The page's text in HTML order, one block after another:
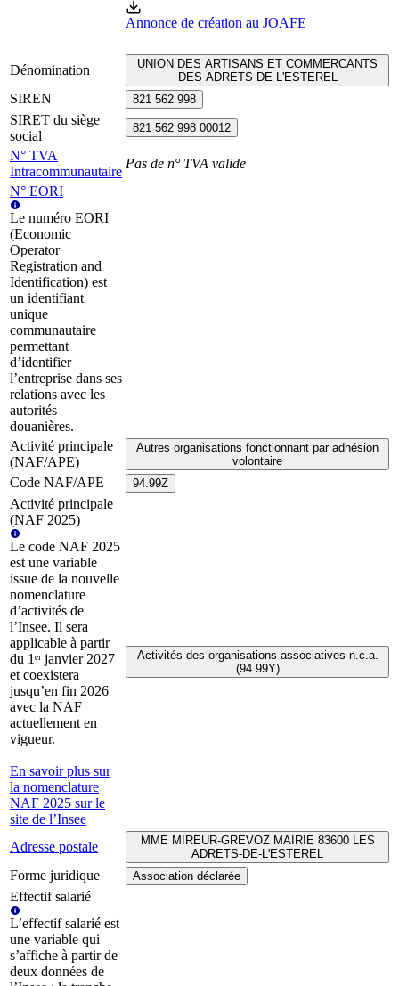
Annonce de création au JOAFE
Dénomination
UNION DES ARTISANS ET COMMERCANTS
DES ADRETS DE L'ESTEREL
SIREN 821 562 998
SIRET du siège
social
821 562 998 00012
N° TVA
Intracommunautaire
Pas de n° TVA valide
N° EORI
Le numéro EORI
(Economic
Operator
Registration and
Identification) est
un identifiant
unique
communautaire
permettant
d’identifier
l’entreprise dans ses
relations avec les
autorités
douanières.
Activité principale
(NAF/APE)
Autres organisations fonctionnant par adhésion
volontaire
Code NAF/APE 94.99Z
Activité principale
(NAF 2025)
Le code NAF 2025
est une variable
issue de la nouvelle
nomenclature
d’activités de
l’Insee. Il sera
applicable à partir
du 1ᵉʳ janvier 2027
et coexistera
jusqu’en fin 2026
avec la NAF
actuellement en
vigueur.
En savoir plus sur
la nomenclature
NAF 2025 sur le
site de l’Insee
Activités des organisations associatives n.c.a.
(94.99Y)
Adresse postale
MME MIREUR-GREVOZ MAIRIE 83600 LES
ADRETS-DE-L'ESTEREL
Forme juridique Association déclarée
Effectif salarié
L’effectif salarié est
une variable qui
s’affiche à partir de
deux données de